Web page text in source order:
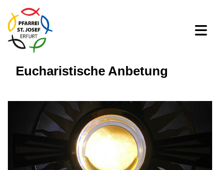
Eucharistische Anbetung